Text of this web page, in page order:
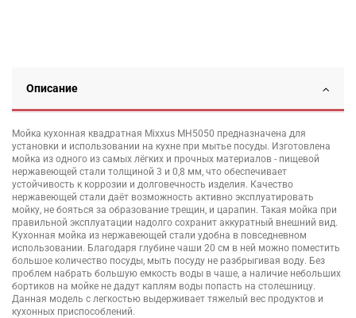
Описание
Мойка кухонная квадратная Mixxus MH5050 предназначена для
установки и использовании на кухне при мытье посуды. Изготовлена
мойка из одного из самых лёгких и прочных материалов - пищевой
нержавеющей стали толщиной 3 и 0,8 мм, что обеспечивает
устойчивость к коррозии и долговечность изделия. Качество
нержавеющей стали даёт возможность активно эксплуатировать
мойку, не бояться за образование трещин, и царапин. Такая мойка при
правильной эксплуатации надолго сохранит аккуратный внешний вид.
Кухонная мойка из нержавеющей стали удобна в повседневном
использовании. Благодаря глубине чаши 20 см в ней можно поместить
большое количество посуды, мыть посуду не разбрыгивая воду. Без
проблем набрать большую емкость воды в чаше, а наличие небольших
бортиков на мойке не дадут каплям воды попасть на столешницу.
Данная модель с легкостью выдерживает тяжелый вес продуктов и
кухонных приспособлений.